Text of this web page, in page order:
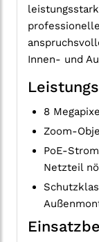
Innen- und
8
Zoom-
PoE-
Netzteil